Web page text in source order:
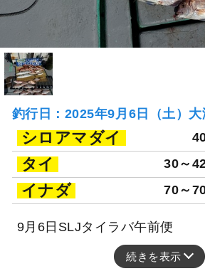
釣行日：2025年9月6日（土）大
シロアマダイ
タイ 30～
イナダ 70～
9月6日SLJタイラバ午前便
続きを表示